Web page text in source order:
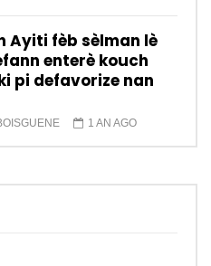
Ayiti fèb sèlman lè
enterè kouch
pi defavorize nan
1 AN AGO